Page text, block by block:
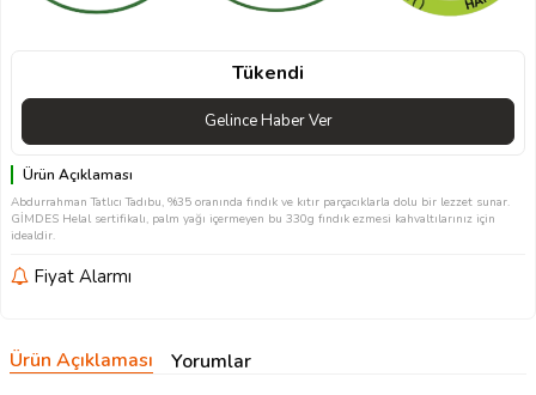
Tükendi
Gelince Haber Ver
Ürün Açıklaması
Abdurrahman Tatlıcı Tadıbu, %35 oranında fındık ve kıtır parçacıklarla dolu bir lezzet sunar.
GİMDES Helal sertifikalı, palm yağı içermeyen bu 330g fındık ezmesi kahvaltılarınız için
idealdir.
Fiyat Alarmı
Ürün Açıklaması Yorumlar